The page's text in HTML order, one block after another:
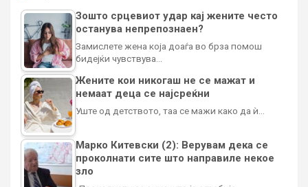
Зошто срцевиот удар кај жените често
останува непрепознаен?
Замислете жена која доаѓа во брза помош
бидејќи чувствува…
Жените кои никогаш не се мажат и
немаат деца се најсреќни
Уште од детството, таа се мажи како да ѝ…
Марко Китевски (2): Верувам дека се
проколнати сите што направиле некое
зло